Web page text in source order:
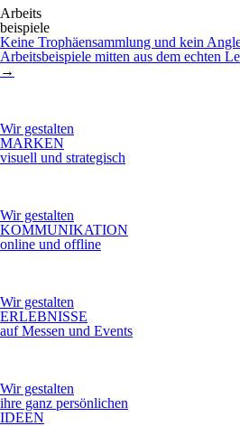
Arbeits
beispiele
Keine Trophäensammlung und kein
Arbeitsbeispiele mitten aus dem echten
→
Wir gestalten
MARKEN
visuell und strategisch
Wir gestalten
KOMMUNIKATION
online und offline
Wir gestalten
ERLEBNISSE
auf Messen und Events
Wir gestalten
ihre ganz persönlichen
IDEEN